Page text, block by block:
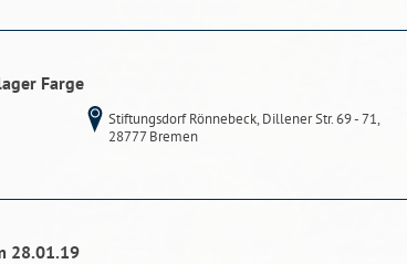
Farge
Stiftungsdorf Rönnebeck, Dillener Str. 69 - 71,
28777 Bremen
28.01.19